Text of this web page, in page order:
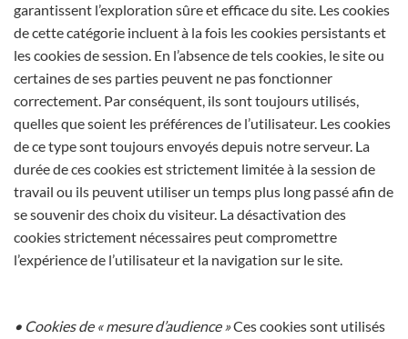
garantissent l’exploration sûre et efficace du site. Les cookies
de cette catégorie incluent à la fois les cookies persistants et
les cookies de session. En l’absence de tels cookies, le site ou
certaines de ses parties peuvent ne pas fonctionner
correctement. Par conséquent, ils sont toujours utilisés,
quelles que soient les préférences de l’utilisateur. Les cookies
de ce type sont toujours envoyés depuis notre serveur. La
durée de ces cookies est strictement limitée à la session de
travail ou ils peuvent utiliser un temps plus long passé afin de
se souvenir des choix du visiteur. La désactivation des
cookies strictement nécessaires peut compromettre
l’expérience de l’utilisateur et la navigation sur le site.
• Cookies de « mesure d’audience »Ces cookies sont utilisés